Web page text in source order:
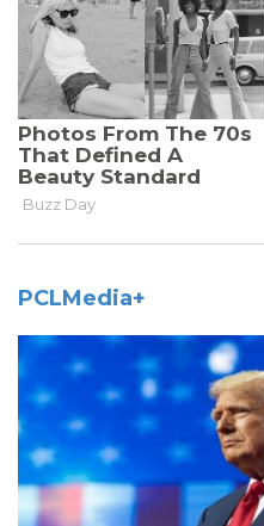
PCLMedia+